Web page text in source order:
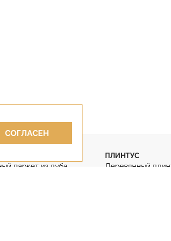
СОГЛАСЕН
паркет из дуба
ПЛИНТУС
Деревянный